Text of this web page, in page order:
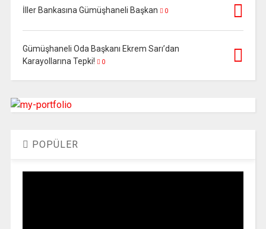
İller Bankasına Gümüşhaneli Başkan 0
Gümüşhaneli Oda Başkanı Ekrem Sarı’dan
Karayollarına Tepki!
0
POPÜLER